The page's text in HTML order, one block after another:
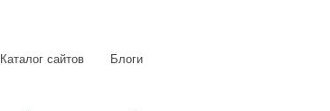
Каталог сайтов Блоги